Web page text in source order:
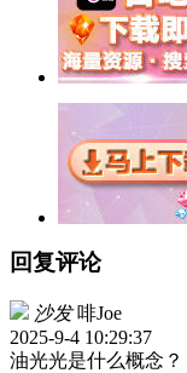
回复评论
沙发 啡Joe
2025-9-4 10:29:37
油光光是什么概念？